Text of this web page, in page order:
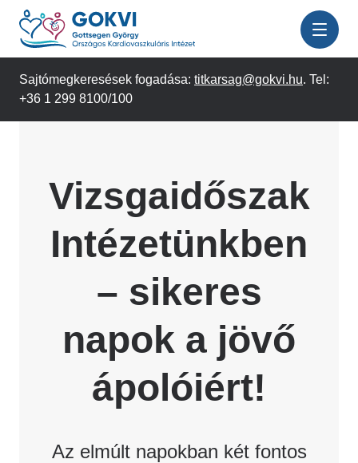
Ugrás
tartalomra
Sajtómegkeresések fogadása: titkarsag@gokvi.hu. Tel:
+36 1 299 8100/100
Vizsgaidőszak
Intézetünkben
– sikeres
napok a jövő
ápolóiért!
Az elmúlt napokban két fontos